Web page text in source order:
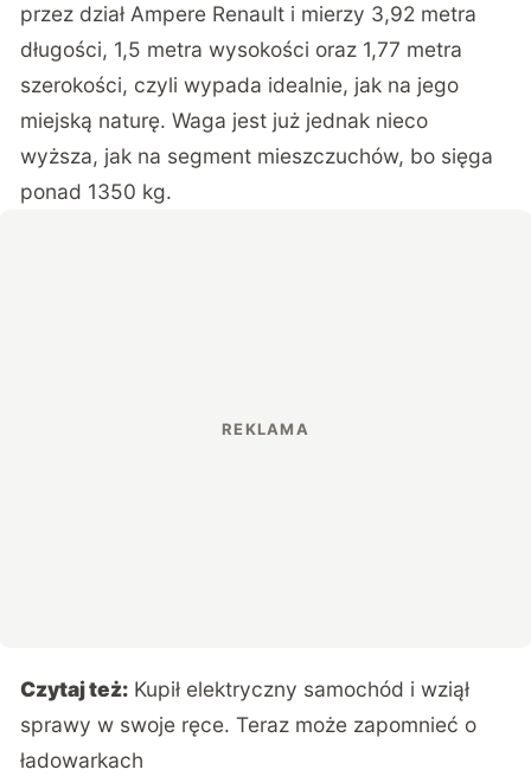
przez dział Ampere Renault i mierzy 3,92 metra
długości, 1,5 metra wysokości oraz 1,77 metra
szerokości, czyli wypada idealnie, jak na jego
miejską naturę. Waga jest już jednak nieco
wyższa, jak na segment mieszczuchów, bo sięga
ponad 1350 kg.
Czytaj też: Kupił elektryczny samochód i wziął
sprawy w swoje ręce. Teraz może zapomnieć o
ładowarkach